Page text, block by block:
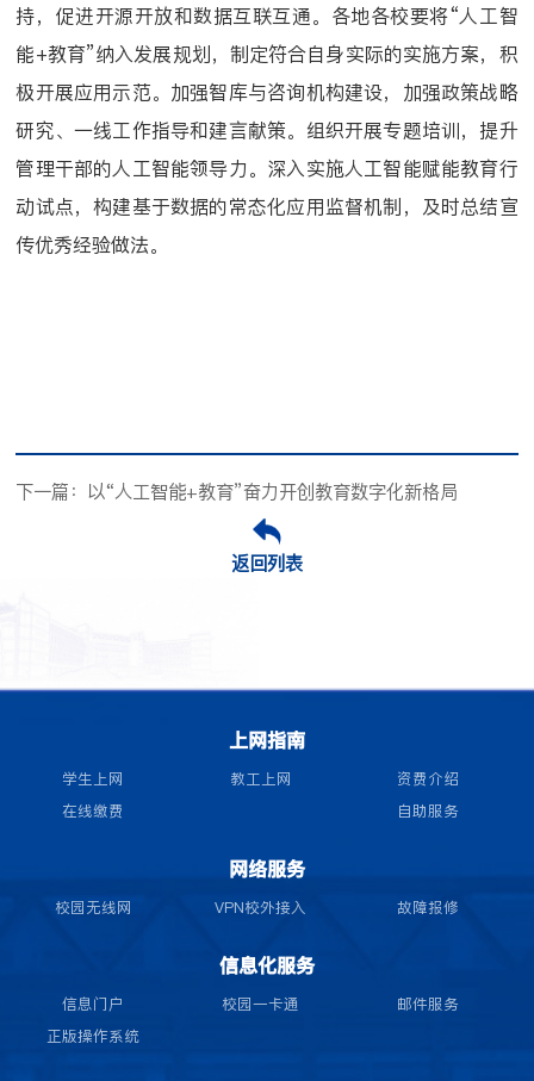
持，促进开源开放和数据互联互通。各地各校要将“人工智
能+教育”纳入发展规划，制定符合自身实际的实施方案，积
极开展应用示范。加强智库与咨询机构建设，加强政策战略
研究、一线工作指导和建言献策。组织开展专题培训，提升
管理干部的人工智能领导力。深入实施人工智能赋能教育行
动试点，构建基于数据的常态化应用监督机制，及时总结宣
传优秀经验做法。
下一篇：以“人工智能+教育”奋力开创教育数字化新格局
返回列表
上网指南
学生上网 教工上网
资费介绍
在线缴费
自助服务
网络服务
校园无线网 VPN校外接入 故障报修
信息化服务
信息门户 校园一卡通
邮件服务
正版操作系统